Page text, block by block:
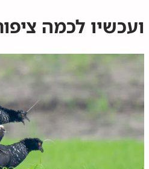
ועכשיו לכמה